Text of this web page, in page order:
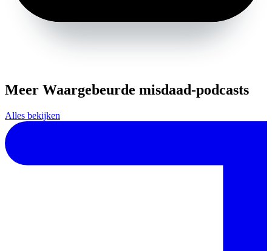
Meer Waargebeurde misdaad-podcasts
Alles bekijken